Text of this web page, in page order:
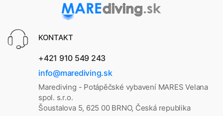
KONTAKT
+421 910 549 243
info@marediving.sk
Marediving - Potápěčské vybavení MARES Velana
spol. s.r.o.
Šoustalova 5, 625 00 BRNO, Česká republika